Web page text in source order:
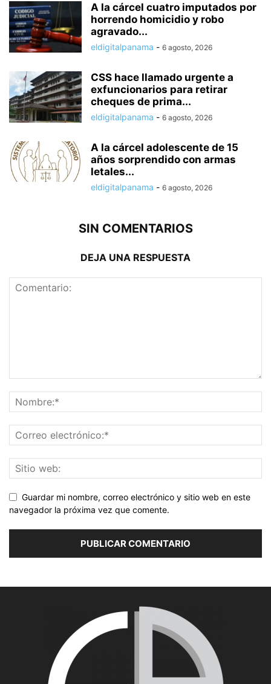
A la cárcel cuatro imputados por
horrendo homicidio y robo
agravado...
eldigitalpanama - 6 agosto, 2026
CSS hace llamado urgente a
exfuncionarios para retirar
cheques de prima...
eldigitalpanama - 6 agosto, 2026
A la cárcel adolescente de 15
años sorprendido con armas
letales...
eldigitalpanama - 6 agosto, 2026
SIN COMENTARIOS
DEJA UNA RESPUESTA
Guardar mi nombre, correo electrónico y sitio web en este
navegador la próxima vez que comente.